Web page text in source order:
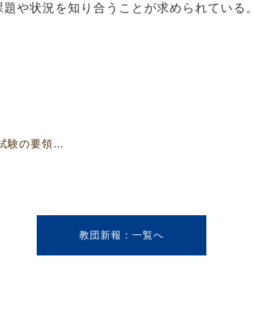
や状況を知り合うことが求められている。
【4611号】キリスト教教育主事 認定試験の要領決定 第六回教育委員会
教団新報